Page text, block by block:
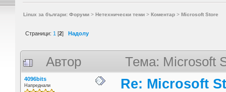
Linux за българи: Форуми> Нетехнически теми> Коментар> Microsoft Store
Страници: 1 [2] Надолу
Автор Тема: Microsoft
4096bits
Напреднали Re: Microsoft